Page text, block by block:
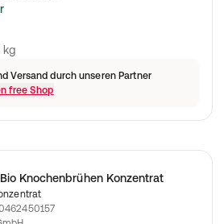
Chremesuppe BIO glutenfrei
kg
Versand durch unseren Partner
free Shop
Knochenbrühen Konzentrat